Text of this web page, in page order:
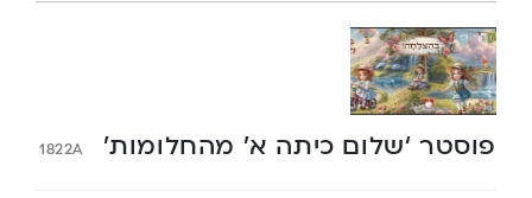
פוסטר ‘שלום כיתה א’ מהחלומות’ 1822A